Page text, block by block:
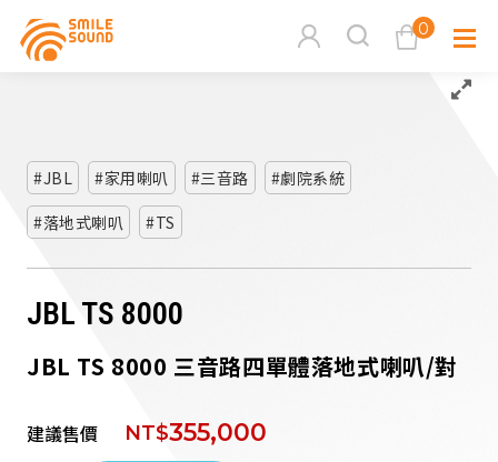
0
商品分類查詢
請選擇商品分類
請選擇分類 周邊系
JBL 家用喇叭 三音路
劇院系統
落地式喇叭
TS
JBL TS 8000
JBL TS 8000 三音路四單體落地式喇叭/對
建議售價 NT$355,000